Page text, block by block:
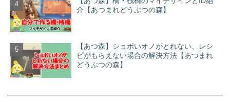
介【あつまれどうぶつの森】
【あつ森】ショボいオノがとれない、レシ
ピがもらえない場合の解決方法【あつまれ
どうぶつの森】